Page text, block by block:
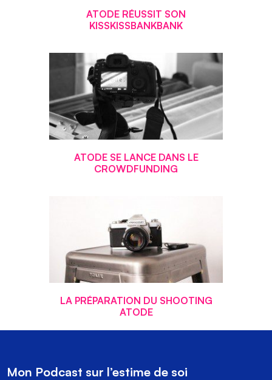
ATODE RÉUSSIT SON
KISSKISSBANKBANK
ATODE SE LANCE DANS LE
CROWDFUNDING
LA PRÉPARATION DU SHOOTING
ATODE
Mon Podcast sur l’estime de soi